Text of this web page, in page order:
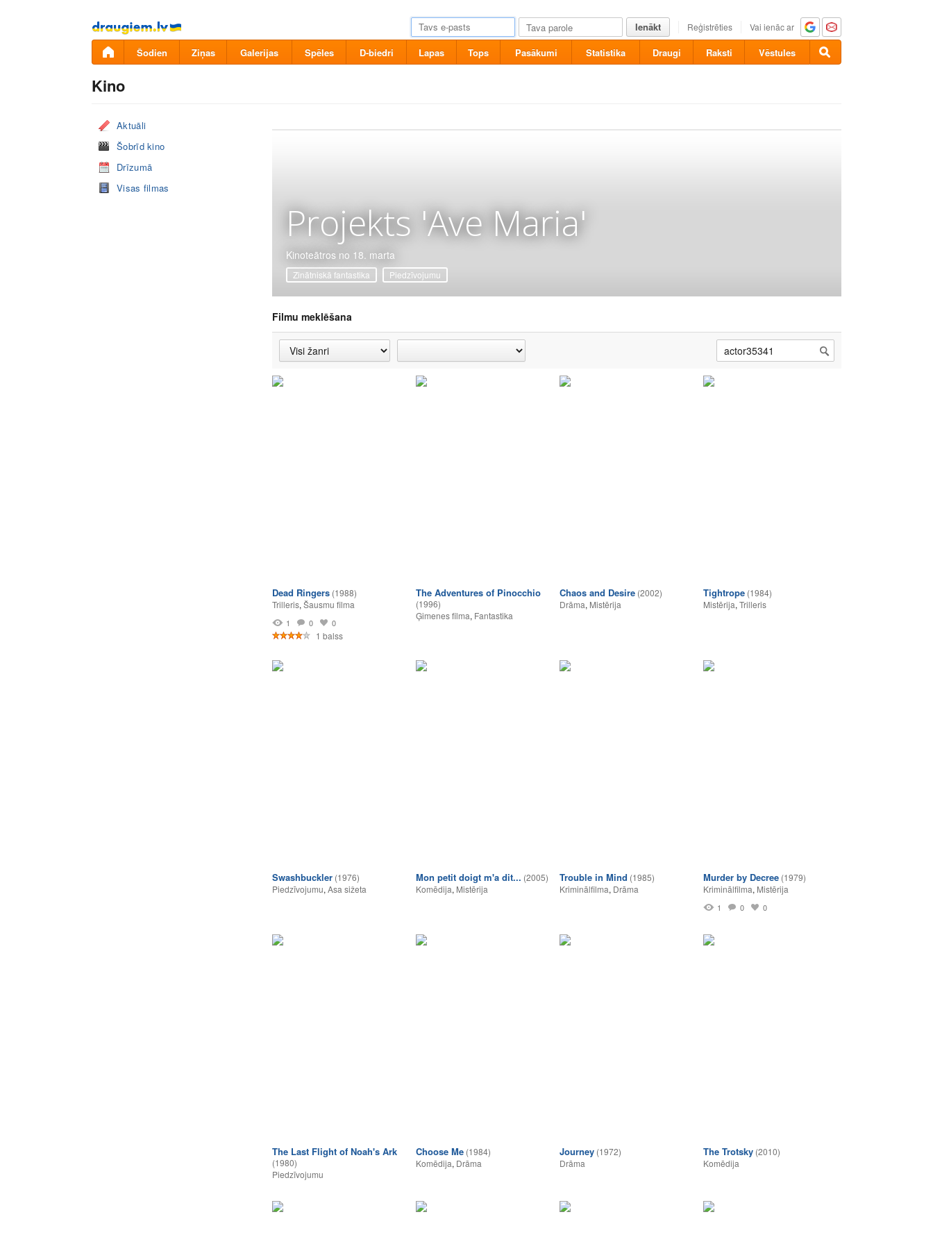
Pāriet
uz
saturu
Ienākt Reģistrēties Vai ienāc ar
Šodien Ziņas Galerijas Spēles D-biedri Lapas Tops Pasākumi Statistika Draugi Raksti Vēstules
Kino
Aktuāli
Šobrīd kino
Drīzumā
Visas filmas
Projekts 'Ave Maria'
Kinoteātros no 18. marta
Zinātniskā fantastika Piedzīvojumu
Filmu meklēšana
Dead Ringers (1988)
Trilleris, Šausmu filma
1 0 0
1 balss
The Adventures of Pinocchio
(1996)
Ģimenes filma, Fantastika
Chaos and Desire (2002)
Drāma, Mistērija
Tightrope (1984)
Mistērija, Trilleris
Swashbuckler (1976)
Piedzīvojumu, Asa sižeta
Mon petit doigt m'a dit... (2005)
Komēdija, Mistērija
Trouble in Mind (1985)
Kriminālfilma, Drāma
Murder by Decree (1979)
Kriminālfilma, Mistērija
1 0 0
The Last Flight of Noah's Ark
(1980)
Piedzīvojumu
Choose Me (1984)
Komēdija, Drāma
Journey (1972)
Drāma
The Trotsky (2010)
Komēdija